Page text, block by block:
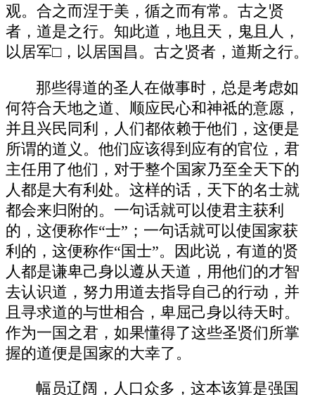
观。合之而涅于美，循之而有常。古之贤
者，道是之行。知此道，地且天，鬼且人，
以居军□，以居国昌。古之贤者，道斯之行。
那些得道的圣人在做事时，总是考虑如
何符合天地之道、顺应民心和神祗的意愿，
并且兴民同利，人们都依赖于他们，这便是
所谓的道义。他们应该得到应有的官位，君
主任用了他们，对于整个国家乃至全天下的
人都是大有利处。这样的话，天下的名士就
都会来归附的。一句话就可以使君主获利
的，这便称作“士”；一句话就可以使国家获
利的，这便称作“国士”。因此说，有道的贤
人都是谦卑己身以遵从天道，用他们的才智
去认识道，努力用道去指导自己的行动，并
且寻求道的与世相合，卑屈己身以待天时。
作为一国之君，如果懂得了这些圣贤们所掌
握的道便是国家的大幸了。
幅员辽阔，人口众多，这本该算是强国